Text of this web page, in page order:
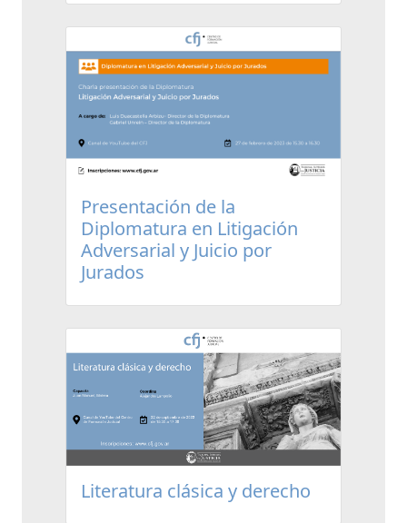
Presentación de la
Diplomatura en Litigación
Adversarial y Juicio por
Jurados
Literatura clásica y derecho